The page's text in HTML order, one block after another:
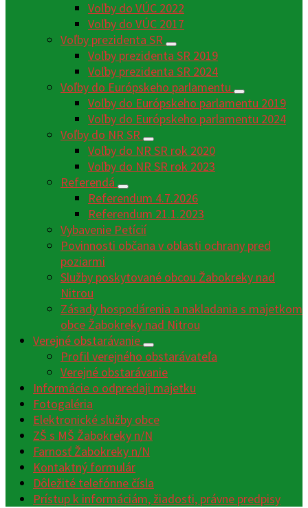
Voľby do VÚC 2022
Voľby do VÚC 2017
Voľby prezidenta SR
Voľby prezidenta SR 2019
Voľby prezidenta SR 2024
Voľby do Európskeho parlamentu
Voľby do Európskeho parlamentu 2019
Voľby do Európskeho parlamentu 2024
Voľby do NR SR
Voľby do NR SR rok 2020
Voľby do NR SR rok 2023
Referendá
Referendum 4.7.2026
Referendum 21.1.2023
Vybavenie Petícií
Povinnosti občana v oblasti ochrany pred
poziarmi
Služby poskytované obcou Žabokreky nad
Nitrou
Zásady hospodárenia a nakladania s majetkom
obce Žabokreky nad Nitrou
Verejné obstarávanie
Profil verejného obstarávateľa
Verejné obstarávanie
Informácie o odpredaji majetku
Fotogaléria
Elektronické služby obce
ZŠ s MŠ Žabokreky n/N
Farnosť Žabokreky n/N
Kontaktný formulár
Dôležité telefónne čísla
Prístup k informáciám, žiadosti, právne predpisy